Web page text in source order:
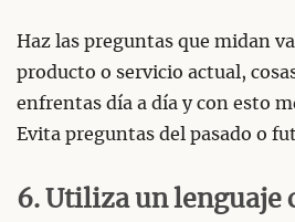
Haz las preguntas que midan
producto o servicio actual,
enfrentas día a día y con esto
Evita preguntas del pasado o
6. Utiliza un lenguaje